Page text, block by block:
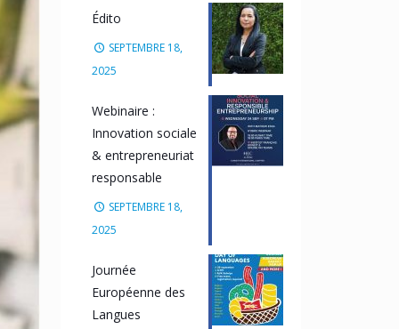
Édito
SEPTEMBRE 18,
2025
Webinaire :
Innovation sociale
& entrepreneuriat
responsable
SEPTEMBRE 18,
2025
Journée
Européenne des
Langues